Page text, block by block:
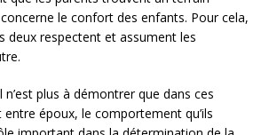
le confort des enfants. Pour cela,
deux respectent et assument les
plus à démontrer que dans ces
époux, le comportement qu’ils